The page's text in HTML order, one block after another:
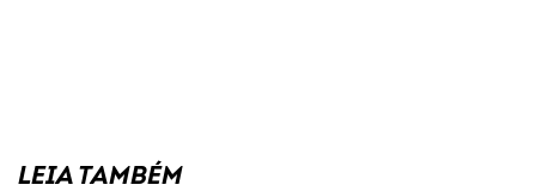
LEIA TAMBÉM